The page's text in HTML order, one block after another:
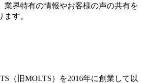
業界特有の情報やお客様の声の共有を
す。
（旧MOLTS）を2016年に創業して以